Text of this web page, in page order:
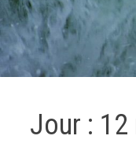
Jour : 12